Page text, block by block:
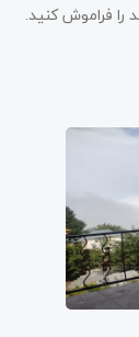
را فراموش کنید.